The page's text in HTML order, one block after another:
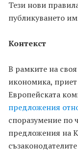
Тези нови
публикуването
Контекст
В рамките на
икономика,
Европейската
предложения
споразумение по
предложения на